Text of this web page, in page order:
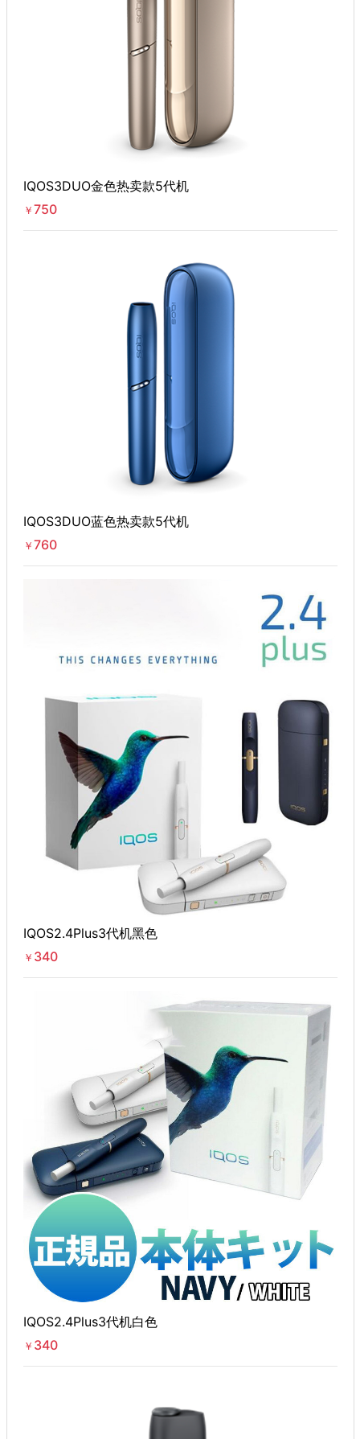
IQOS3DUO金色热卖款5代机
￥ 750
IQOS3DUO蓝色热卖款5代机
￥ 760
IQOS2.4Plus3代机黑色
￥ 340
IQOS2.4Plus3代机白色
￥ 340